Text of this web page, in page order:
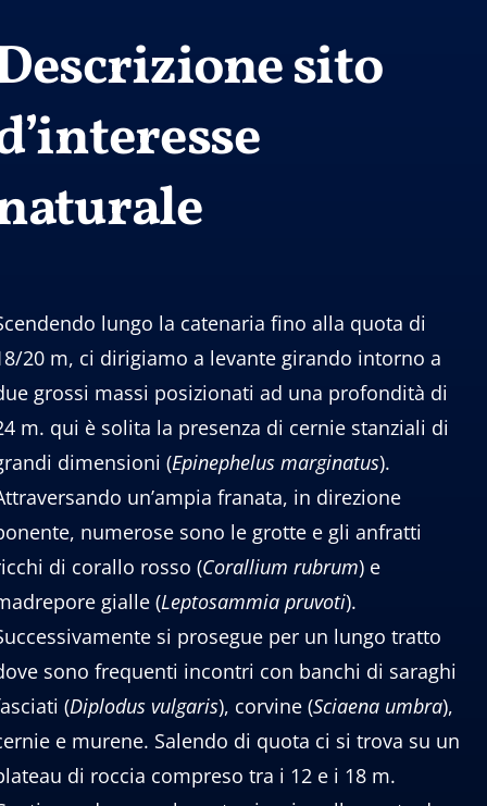
sito
lungo la catenaria fino alla quota di
20 m, ci dirigiamo a levante girando intorno a
grossi massi posizionati ad una profondità di
m. qui è solita la presenza di cernie stanziali di
dimensioni (Epinephelus marginatus).
un’ampia franata, in direzione
numerose sono le grotte e gli anfratti
di corallo rosso (Corallium rubrum) e
gialle (Leptosammia pruvoti).
si prosegue per un lungo tratto
sono frequenti incontri con banchi di saraghi
(Diplodus vulgaris), corvine (Sciaena umbra),
e murene. Salendo di quota ci si trova su un
di roccia compreso tra i 12 e i 18 m.